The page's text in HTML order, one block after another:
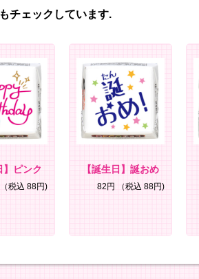
チェックしています.
】ピンク
（税込 88円)
【誕生日】誕おめ
82円 （税込 88円)